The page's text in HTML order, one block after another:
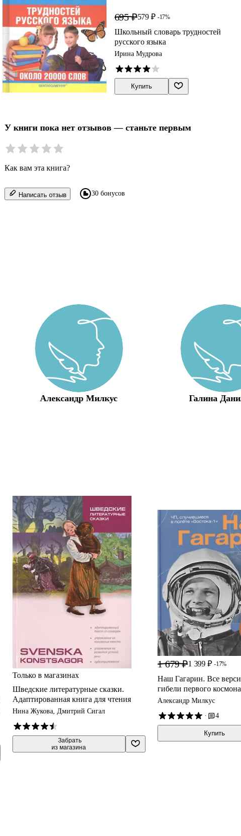
695 ₽579 ₽ -17%
Школьный словарь трудностей
русского языка
Ирина Мудрова
Купить
У книги пока нет отзывов — станьте первым
Как вам эта книга?
Написать отзыв 30 бонусов
Александр Милкус Галина
Только в магазинах
Шведские литературные сказки.
Адаптированная книга для чтения
Нина Жукова, Дмитрий Сигал
Забрать
из магазина
1 679 ₽1 399 ₽ -17%
Наш Гагарин. Все
гибели первого
Александр Милкус
·
4
Купить